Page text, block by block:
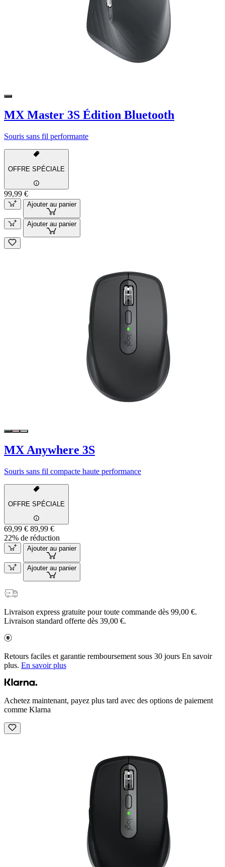
MX Master 3S Édition Bluetooth
Souris sans fil performante
OFFRE SPÉCIALE
99,99 €
Ajouter au panier
Ajouter au panier
MX Anywhere 3S
Souris sans fil compacte haute performance
OFFRE SPÉCIALE
69,99 € 89,99 €
22% de réduction
Ajouter au panier
Ajouter au panier
Livraison express gratuite pour toute commande dès 99,00 €.
Livraison standard offerte dès 39,00 €.
Retours faciles et garantie remboursement sous 30 jours En savoir
plus. En savoir plus
Achetez maintenant, payez plus tard avec des options de paiement
comme Klarna